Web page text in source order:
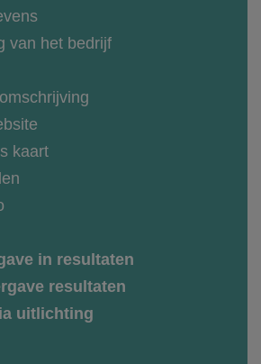
van het bedrijf
kaart
in resultaten
resultaten
uitlichting